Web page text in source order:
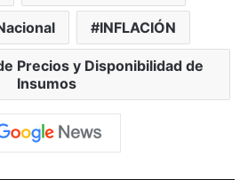
INFLACIÓN
Precios y Disponibilidad de
Insumos